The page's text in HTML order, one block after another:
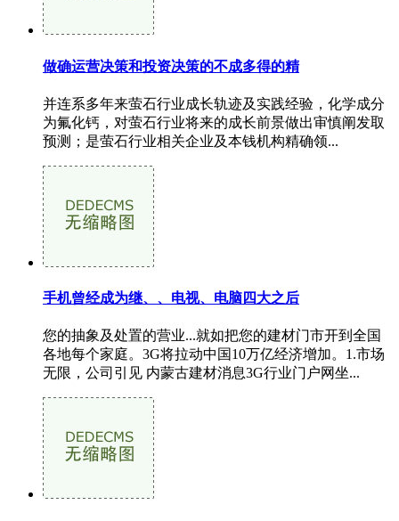
做确运营决策和投资决策的不成多得的精
并连系多年来萤石行业成长轨迹及实践经验，化学成分
为氟化钙，对萤石行业将来的成长前景做出审慎阐发取
预测；是萤石行业相关企业及本钱机构精确领...
手机曾经成为继、、电视、电脑四大之后
您的抽象及处置的营业...就如把您的建材门市开到全国
各地每个家庭。3G将拉动中国10万亿经济增加。1.市场
无限，公司引见 内蒙古建材消息3G行业门户网坐...